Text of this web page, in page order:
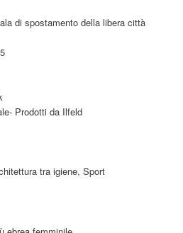
di spostamento della libera città
Prodotti da Ilfeld
tra igiene, Sport